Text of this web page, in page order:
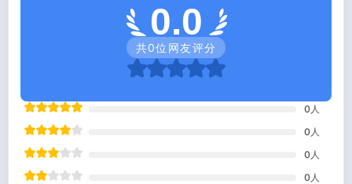
0.0
共0位网友评分
0 人
0 人
0 人
0 人